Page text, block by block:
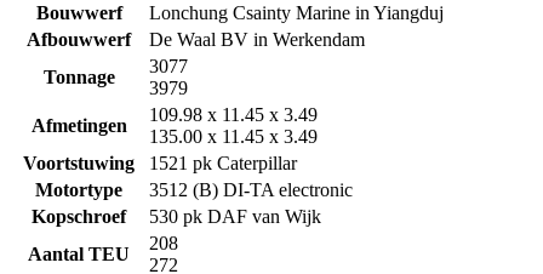
Bouwwerf
Lonchung Csainty Marine in Yiangduj
Afbouwwerf
De Waal BV in Werkendam
Tonnage
3077
3979
Afmetingen
109.98 x 11.45 x 3.49
135.00 x 11.45 x 3.49
Voortstuwing
1521 pk Caterpillar
Motortype
3512 (B) DI-TA electronic
Kopschroef
530 pk DAF van Wijk
Aantal TEU
208
272